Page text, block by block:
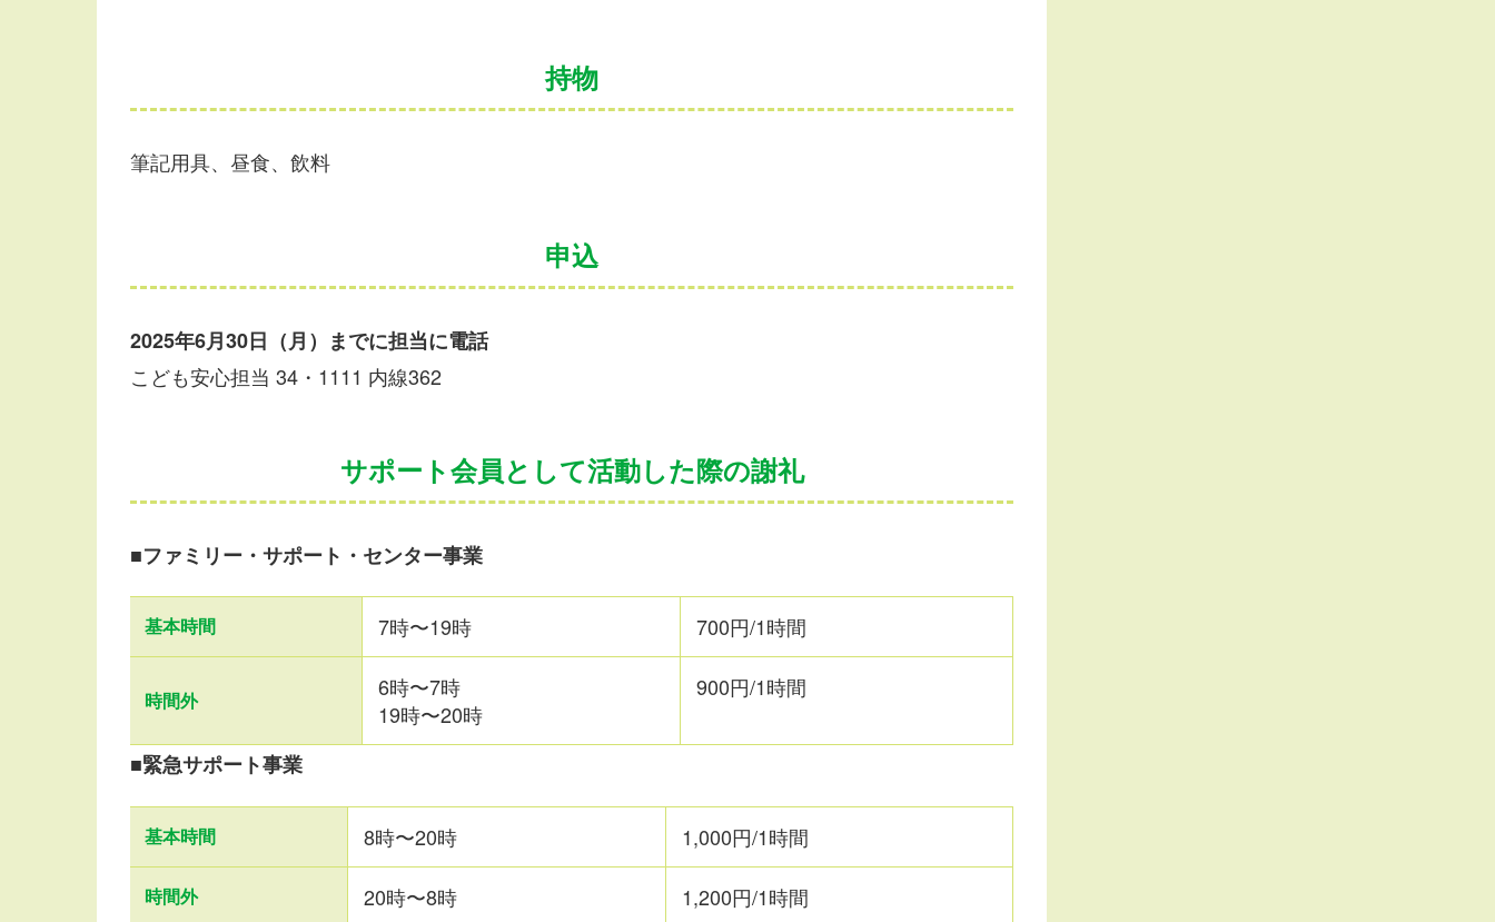
持物
筆記用具、昼食、飲料
申込
2025年6月30日（月）までに担当に電話
こども安心担当 34・1111 内線362
サポート会員として活動した際の謝礼
■ファミリー・サポート・センター事業
基本時間 7時〜19時 700円/1時間
時間外
6時〜7時
19時〜20時
900円/1時間
■緊急サポート事業
基本時間 8時〜20時 1,000円/1時間
時間外 20時〜8時 1,200円/1時間